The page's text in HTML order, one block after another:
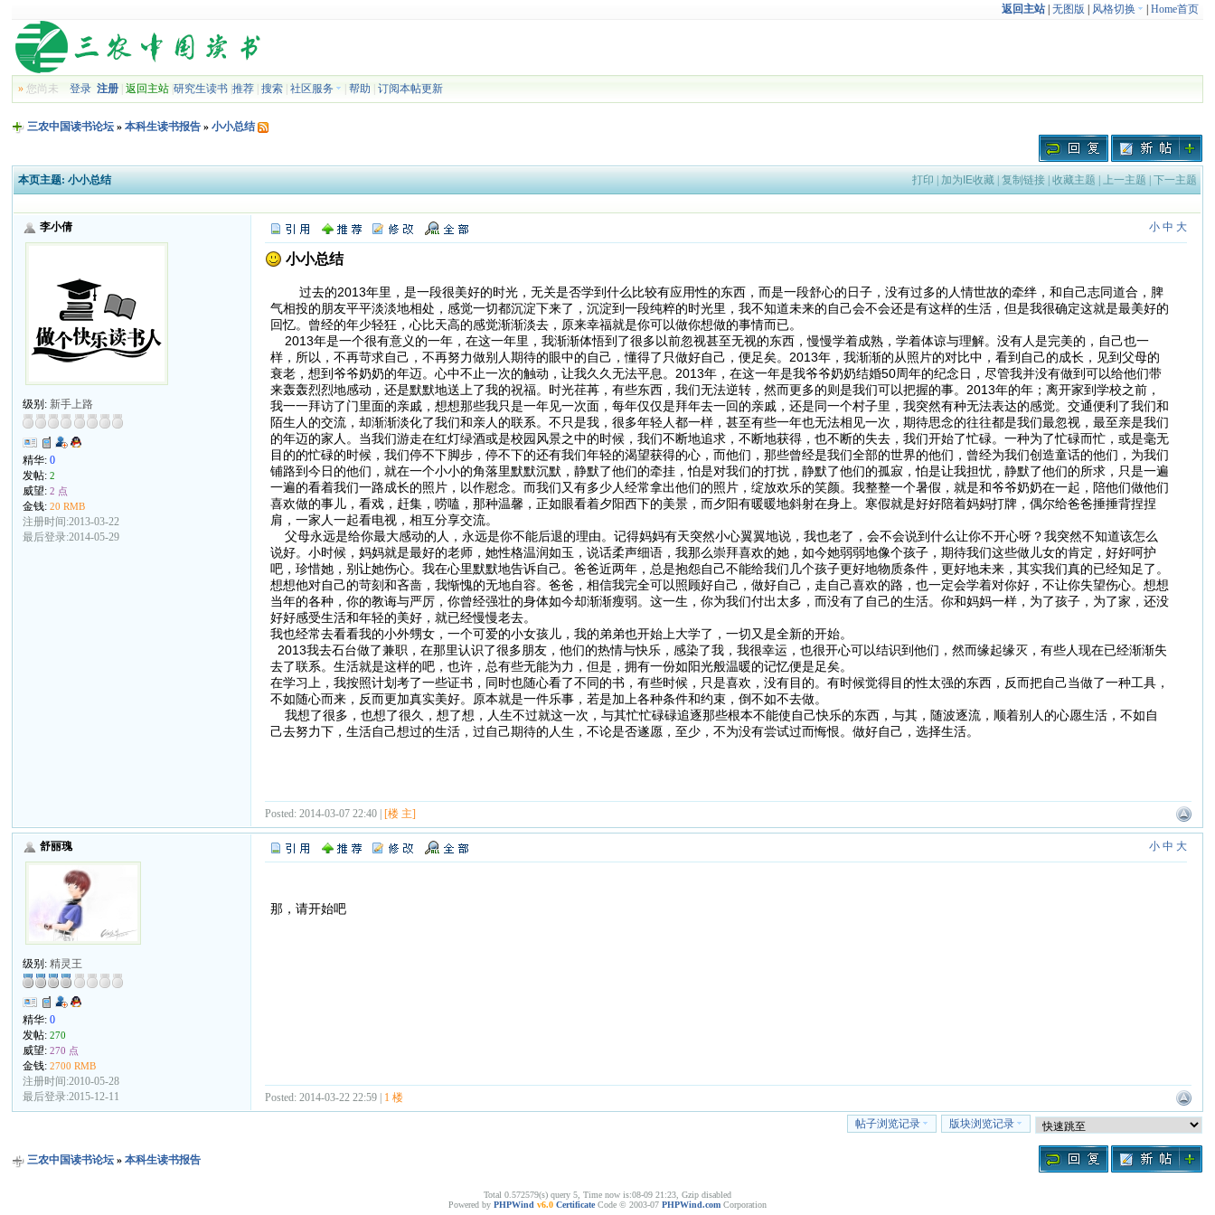
返回主站| 无图版 风格切换 Home首页
» 您尚未登录 注册 |返回主站 |研究生读书 |推荐 |搜索 |社区服务 |帮助 |订阅本帖更新
三农中国读书论坛 »本科生读书报告 »小小总结
本页主题: 小小总结 打印 | 加为IE收藏| 复制链接| 收藏主题 | 上一主题 | 下一主题
李小倩
级别: 新手上路
精华:0
发帖:2
威望:2 点
金钱:20 RMB
注册时间:2013-03-22
最后登录:2014-05-29
小 中 大
小小总结
过去的2013年里，是一段很美好的时光，无关是否学到什么比较有应用性的东西，而是一段舒心的日子，没有过多的人情世故的牵绊，和自己志同道合，脾
气相投的朋友平平淡淡地相处，感觉一切都沉淀下来了，沉淀到一段纯粹的时光里，我不知道未来的自己会不会还是有这样的生活，但是我很确定这就是最美好的
回忆。曾经的年少轻狂，心比天高的感觉渐渐淡去，原来幸福就是你可以做你想做的事情而已。
2013年是一个很有意义的一年，在这一年里，我渐渐体悟到了很多以前忽视甚至无视的东西，慢慢学着成熟，学着体谅与理解。没有人是完美的，自己也一
样，所以，不再苛求自己，不再努力做别人期待的眼中的自己，懂得了只做好自己，便足矣。2013年，我渐渐的从照片的对比中，看到自己的成长，见到父母的
衰老，想到爷爷奶奶的年迈。心中不止一次的触动，让我久久无法平息。2013年，在这一年是我爷爷奶奶结婚50周年的纪念日，尽管我并没有做到可以给他们带
来轰轰烈烈地感动，还是默默地送上了我的祝福。时光荏苒，有些东西，我们无法逆转，然而更多的则是我们可以把握的事。2013年的年；离开家到学校之前，
我一一拜访了门里面的亲戚，想想那些我只是一年见一次面，每年仅仅是拜年去一回的亲戚，还是同一个村子里，我突然有种无法表达的感觉。交通便利了我们和
陌生人的交流，却渐渐淡化了我们和亲人的联系。不只是我，很多年轻人都一样，甚至有些一年也无法相见一次，期待思念的往往都是我们最忽视，最至亲是我们
的年迈的家人。当我们游走在红灯绿酒或是校园风景之中的时候，我们不断地追求，不断地获得，也不断的失去，我们开始了忙碌。一种为了忙碌而忙，或是毫无
目的的忙碌的时候，我们停不下脚步，停不下的还有我们年轻的渴望获得的心，而他们，那些曾经是我们全部的世界的他们，曾经为我们创造童话的他们，为我们
铺路到今日的他们，就在一个小小的角落里默默沉默，静默了他们的牵挂，怕是对我们的打扰，静默了他们的孤寂，怕是让我担忧，静默了他们的所求，只是一遍
一遍的看着我们一路成长的照片，以作慰念。而我们又有多少人经常拿出他们的照片，绽放欢乐的笑颜。我整整一个暑假，就是和爷爷奶奶在一起，陪他们做他们
喜欢做的事儿，看戏，赶集，唠嗑，那种温馨，正如眼看着夕阳西下的美景，而夕阳有暖暖地斜射在身上。寒假就是好好陪着妈妈打牌，偶尔给爸爸捶捶背捏捏
肩，一家人一起看电视，相互分享交流。
父母永远是给你最大感动的人，永远是你不能后退的理由。记得妈妈有天突然小心翼翼地说，我也老了，会不会说到什么让你不开心呀？我突然不知道该怎么
说好。小时候，妈妈就是最好的老师，她性格温润如玉，说话柔声细语，我那么崇拜喜欢的她，如今她弱弱地像个孩子，期待我们这些做儿女的肯定，好好呵护
吧，珍惜她，别让她伤心。我在心里默默地告诉自己。爸爸近两年，总是抱怨自己不能给我们几个孩子更好地物质条件，更好地未来，其实我们真的已经知足了。
想想他对自己的苛刻和吝啬，我惭愧的无地自容。爸爸，相信我完全可以照顾好自己，做好自己，走自己喜欢的路，也一定会学着对你好，不让你失望伤心。想想
当年的各种，你的教诲与严厉，你曾经强壮的身体如今却渐渐瘦弱。这一生，你为我们付出太多，而没有了自己的生活。你和妈妈一样，为了孩子，为了家，还没
好好感受生活和年轻的美好，就已经慢慢老去。
我也经常去看看我的小外甥女，一个可爱的小女孩儿，我的弟弟也开始上大学了，一切又是全新的开始。
2013我去石台做了兼职，在那里认识了很多朋友，他们的热情与快乐，感染了我，我很幸运，也很开心可以结识到他们，然而缘起缘灭，有些人现在已经渐渐失
去了联系。生活就是这样的吧，也许，总有些无能为力，但是，拥有一份如阳光般温暖的记忆便是足矣。
在学习上，我按照计划考了一些证书，同时也随心看了不同的书，有些时候，只是喜欢，没有目的。有时候觉得目的性太强的东西，反而把自己当做了一种工具，
不如随心而来，反而更加真实美好。原本就是一件乐事，若是加上各种条件和约束，倒不如不去做。
我想了很多，也想了很久，想了想，人生不过就这一次，与其忙忙碌碌追逐那些根本不能使自己快乐的东西，与其，随波逐流，顺着别人的心愿生活，不如自
己去努力下，生活自己想过的生活，过自己期待的人生，不论是否遂愿，至少，不为没有尝试过而悔恨。做好自己，选择生活。
Posted: 2014-03-07 22:40 |[楼 主]
舒丽瑰
级别:精灵王
精华:0
发帖:270
威望:270 点
金钱:2700 RMB
注册时间:2010-05-28
最后登录:2015-12-11
小 中 大
那，请开始吧
Posted: 2014-03-22 22:59 | 1 楼
帖子浏览记录 版块浏览记录
三农中国读书论坛 »本科生读书报告
Total 0.572579(s) query 5, Time now is:08-09 21:23, Gzip disabled
Powered by PHPWind v6.0 Certificate Code © 2003-07 PHPWind.com Corporation